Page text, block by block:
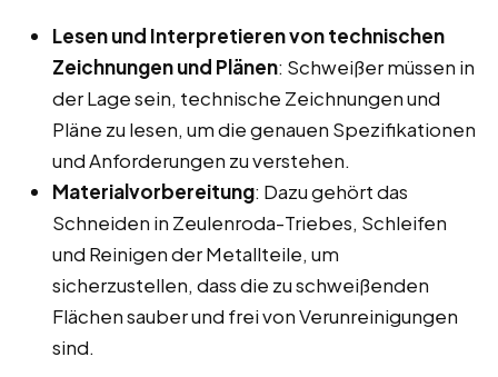
Lesen und Interpretieren von technischen
Zeichnungen und Plänen: Schweißer müssen in
der Lage sein, technische Zeichnungen und
Pläne zu lesen, um die genauen Spezifikationen
und Anforderungen zu verstehen.
Materialvorbereitung: Dazu gehört das
Schneiden in Zeulenroda-Triebes, Schleifen
und Reinigen der Metallteile, um
sicherzustellen, dass die zu schweißenden
Flächen sauber und frei von Verunreinigungen
sind.